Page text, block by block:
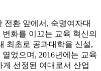
전환 앞에서, 숙명여자대
화를 이끄는 교육 혁신의
최초로 공과대학을 신설,
었으며, 2016년에는 교육
선정된 여대로서 산업